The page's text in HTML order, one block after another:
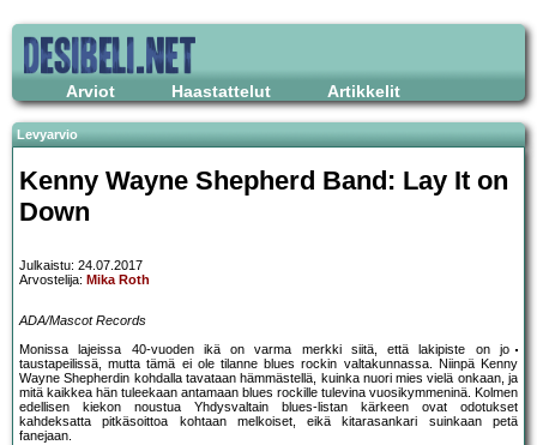
Arviot Haastattelut Artikkelit
Levyarvio
Kenny Wayne Shepherd Band: Lay It on
Down
Julkaistu: 24.07.2017
Arvostelija: Mika Roth
ADA/Mascot Records
Monissa lajeissa 40-vuoden ikä on varma merkki siitä, että lakipiste on jo
taustapeilissä, mutta tämä ei ole tilanne blues rockin valtakunnassa. Niinpä Kenny
Wayne Shepherdin kohdalla tavataan hämmästellä, kuinka nuori mies vielä onkaan, ja
mitä kaikkea hän tuleekaan antamaan blues rockille tulevina vuosikymmeninä. Kolmen
edellisen kiekon noustua Yhdysvaltain blues-listan kärkeen ovat odotukset
kahdeksatta pitkäsoittoa kohtaan melkoiset, eikä kitarasankari suinkaan petä
fanejaan.